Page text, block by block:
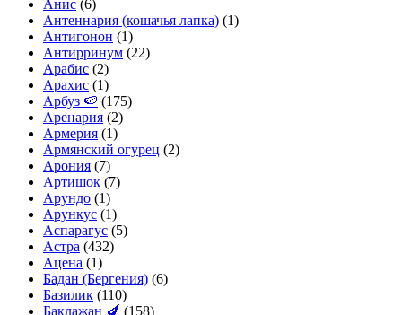
Анис (6)
Антеннария (кошачья лапка) (1)
Антигонон (1)
Антирринум (22)
Арабис (2)
Арахис (1)
Арбуз 🍉 (175)
Аренария (2)
Армерия (1)
Армянский огурец (2)
Арония (7)
Артишок (7)
Арундо (1)
Арункус (1)
Аспарагус (5)
Астра (432)
Ацена (1)
Бадан (Бергения) (6)
Базилик (110)
Баклажан 🍆 (158)